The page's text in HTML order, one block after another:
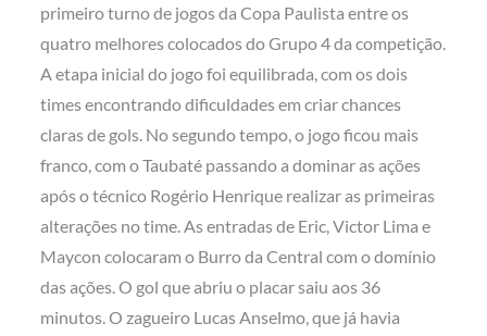
primeiro turno de jogos da Copa Paulista entre os
quatro melhores colocados do Grupo 4 da competição.
A etapa inicial do jogo foi equilibrada, com os dois
times encontrando dificuldades em criar chances
claras de gols. No segundo tempo, o jogo ficou mais
franco, com o Taubaté passando a dominar as ações
após o técnico Rogério Henrique realizar as primeiras
alterações no time. As entradas de Eric, Victor Lima e
Maycon colocaram o Burro da Central com o domínio
das ações. O gol que abriu o placar saiu aos 36
minutos. O zagueiro Lucas Anselmo, que já havia